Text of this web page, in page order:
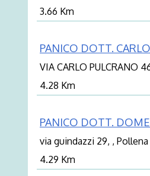
3.66 Km
PANICO DOTT. CARLO
VIA CARLO PULCRANO
4.28 Km
PANICO DOTT.
via guindazzi 29, ,
4.29 Km